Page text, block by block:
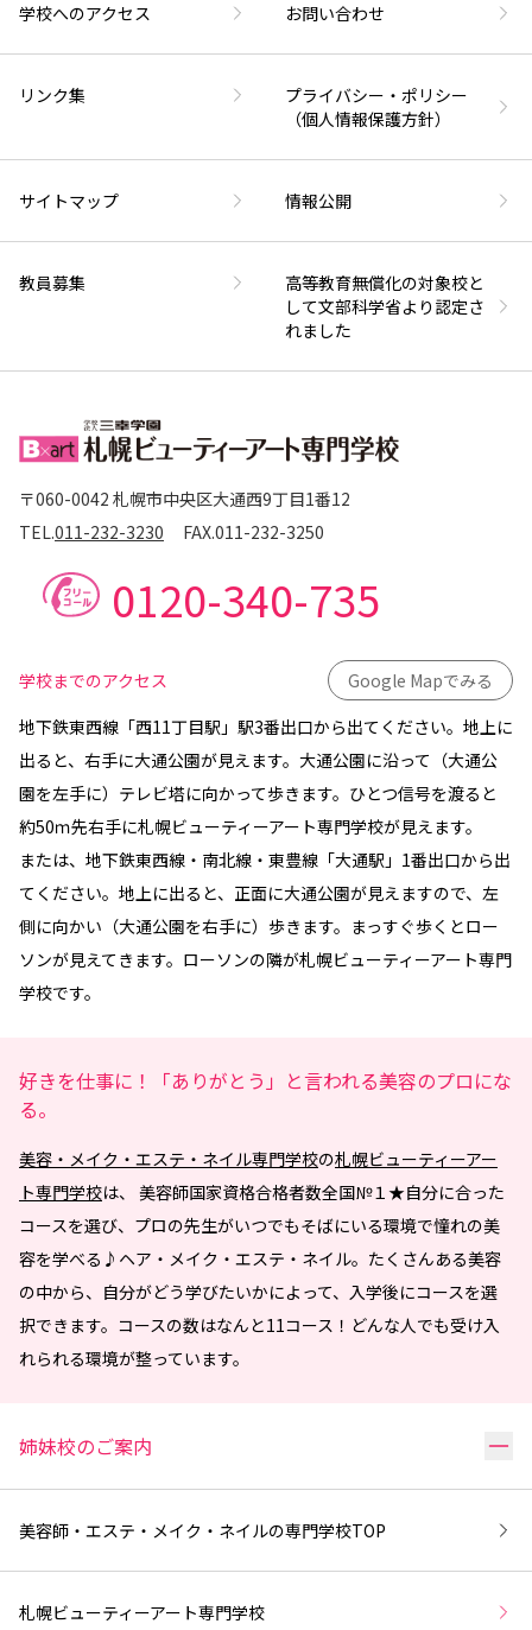
学校へのアクセス お問い合わせ
リンク集
プライバシー・ポリシー
（個人情報保護方針）
サイトマップ 情報公開
教員募集
高等教育無償化の対象校と
して文部科学省より認定さ
れました
〒060-0042 札幌市中央区大通西9丁目1番12
TEL.011-232-3230 FAX.011-232-3250
0120-340-735
学校までのアクセス
Google Mapでみる
地下鉄東西線「西11丁目駅」駅3番出口から出てください。地上に
出ると、右手に大通公園が見えます。大通公園に沿って（大通公
園を左手に）テレビ塔に向かって歩きます。ひとつ信号を渡ると
約50ｍ先右手に札幌ビューティーアート専門学校が見えます。
または、地下鉄東西線・南北線・東豊線「大通駅」1番出口から出
てください。地上に出ると、正面に大通公園が見えますので、左
側に向かい（大通公園を右手に）歩きます。まっすぐ歩くとロー
ソンが見えてきます。ローソンの隣が札幌ビューティーアート専門
学校です。
好きを仕事に！「ありがとう」と言われる美容のプロにな
る。
美容・メイク・エステ・ネイル専門学校の札幌ビューティーアー
ト専門学校は、 美容師国家資格合格者数全国№１★自分に合った
コースを選び、プロの先生がいつでもそばにいる環境で憧れの美
容を学べる♪ヘア・メイク・エステ・ネイル。たくさんある美容
の中から、自分がどう学びたいかによって、入学後にコースを選
択できます。コースの数はなんと11コース！どんな人でも受け入
れられる環境が整っています。
姉妹校のご案内 リ
美容師・エステ・メイク・ネイルの専門学校TOP
札幌ビューティーアート専門学校